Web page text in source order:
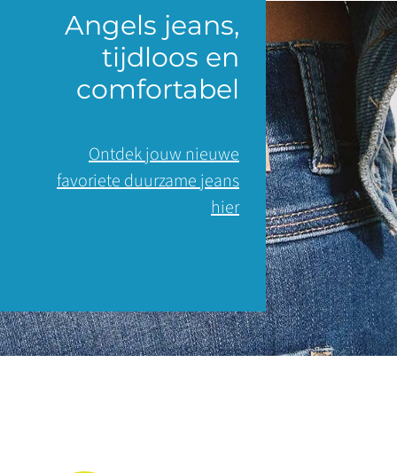
Angels jeans,
tijdloos en
comfortabel
Ontdek jouw nieuwe
favoriete duurzame jeans
hier